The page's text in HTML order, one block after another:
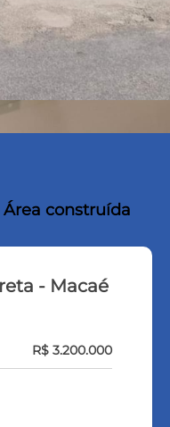
Área construída
- Macaé
R$ 3.200.000